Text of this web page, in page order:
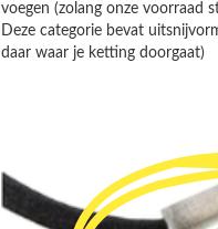
voegen (zolang onze voorraad
Deze categorie bevat
daar waar je ketting doorgaat)